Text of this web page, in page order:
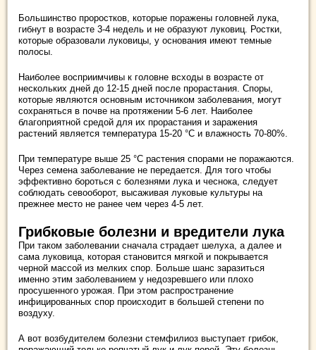
Большинство проростков, которые поражены головней лука,
гибнут в возрасте 3-4 недель и не образуют луковиц. Ростки,
которые образовали луковицы, у основания имеют темные
полосы.
Наиболее восприимчивы к головне всходы в возрасте от
нескольких дней до 12-15 дней после прорастания. Споры,
которые являются основным источником заболевания, могут
сохраняться в почве на протяжении 5-6 лет. Наиболее
благоприятной средой для их прорастания и заражения
растений является температура 15-20 °С и влажность 70-80%.
При температуре выше 25 °С растения спорами не поражаются.
Через семена заболевание не передается. Для того чтобы
эффективно бороться с болезнями лука и чеснока, следует
соблюдать севооборот, высаживая луковые культуры на
прежнее место не ранее чем через 4-5 лет.
Грибковые болезни и вредители лука
При таком заболевании сначала страдает шелуха, а далее и
сама луковица, которая становится мягкой и покрывается
черной массой из мелких спор. Больше шанс заразиться
именно этим заболеванием у недозревшего или плохо
просушенного урожая. При этом распространение
инфицированных спор происходит в большей степени по
воздуху.
А вот возбудителем болезни стемфилиоз выступает грибок,